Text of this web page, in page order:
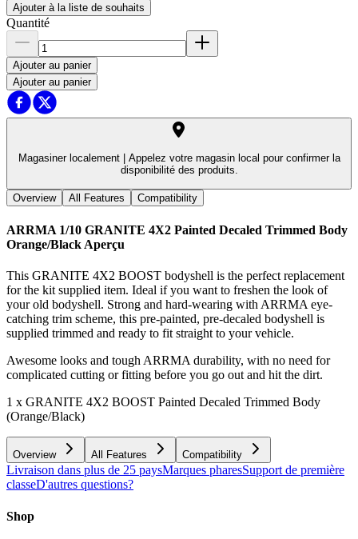
Ajouter à la liste de souhaits
Quantité
Ajouter au panier
Ajouter au panier
Magasiner localement |
Appelez votre magasin local pour confirmer la
disponibilité des produits.
Overview All Features Compatibility
ARRMA 1/10 GRANITE 4X2 Painted Decaled Trimmed Body
Orange/Black Aperçu
This GRANITE 4X2 BOOST bodyshell is the perfect replacement
for the kit supplied item. Ideal if you want to freshen the look of
your old bodyshell. Strong and hard-wearing with ARRMA eye-
catching trim scheme, this pre-painted, pre-decaled bodyshell is
supplied trimmed and ready to fit straight to your vehicle.
Awesome looks and tough ARRMA durability, with no need for
complicated cutting or fitting before you go out and hit the dirt.
1 x GRANITE 4X2 BOOST Painted Decaled Trimmed Body
(Orange/Black)
Overview All Features Compatibility
Livraison dans plus de 25 paysMarques pharesSupport de première
classeD'autres questions?
Shop